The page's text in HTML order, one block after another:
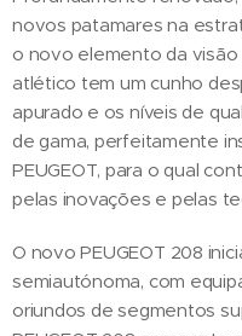
novos patamares na
o novo elemento da visão
atlético tem um cunho
apurado e os níveis de
de gama, perfeitamente
PEUGEOT, para o qual
pelas inovações e pelas
O novo PEUGEOT 208
semiautónoma, com
oriundos de segmentos